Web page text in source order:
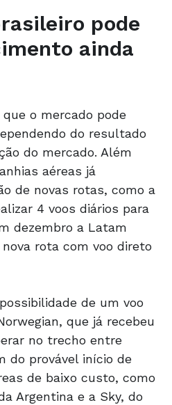
pode
ainda
o mercado pode
do resultado
do mercado. Além
aéreas já
de novas rotas, como a
4 voos diários para
dezembro a Latam
rota com voo direto
de um voo
que já recebeu
no trecho entre
do provável início de
de baixo custo, como
Argentina e a Sky, do